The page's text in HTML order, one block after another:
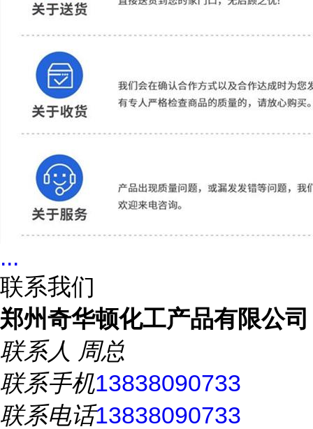
...
联系我们
郑州奇华顿化工产品有限公司
联系人 周总
联系手机13838090733
联系电话13838090733